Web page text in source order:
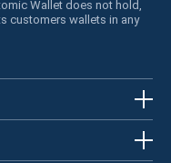
Wallet does not hold,
customers wallets in any